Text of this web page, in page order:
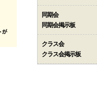
同期会
同期会掲示板
クラス会
クラス会掲示板